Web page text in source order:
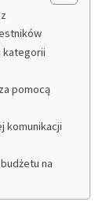
kategorii
pomocą
komunikacji
na